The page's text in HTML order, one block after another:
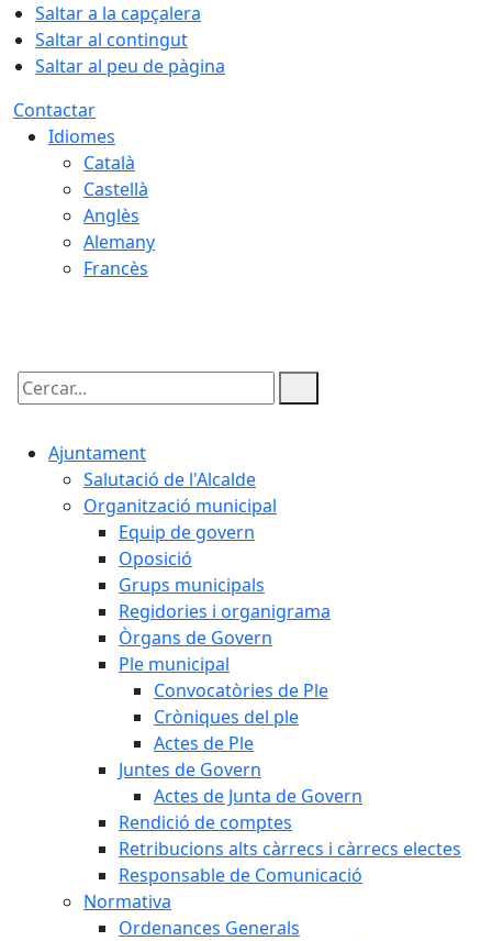
Saltar a la capçalera
Saltar al contingut
Saltar al peu de pàgina
Contactar
Idiomes
Català
Castellà
Anglès
Alemany
Francès
Cercar:
Ajuntament
Salutació de l'Alcalde
Organització municipal
Equip de govern
Oposició
Grups municipals
Regidories i organigrama
Òrgans de Govern
Ple municipal
Convocatòries de Ple
Cròniques del ple
Actes de Ple
Juntes de Govern
Actes de Junta de Govern
Rendició de comptes
Retribucions alts càrrecs i càrrecs electes
Responsable de Comunicació
Normativa
Ordenances Generals